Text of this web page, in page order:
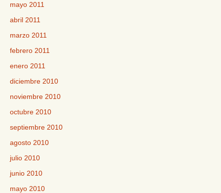
mayo 2011
abril 2011
marzo 2011
febrero 2011
enero 2011
diciembre 2010
noviembre 2010
octubre 2010
septiembre 2010
agosto 2010
julio 2010
junio 2010
mayo 2010